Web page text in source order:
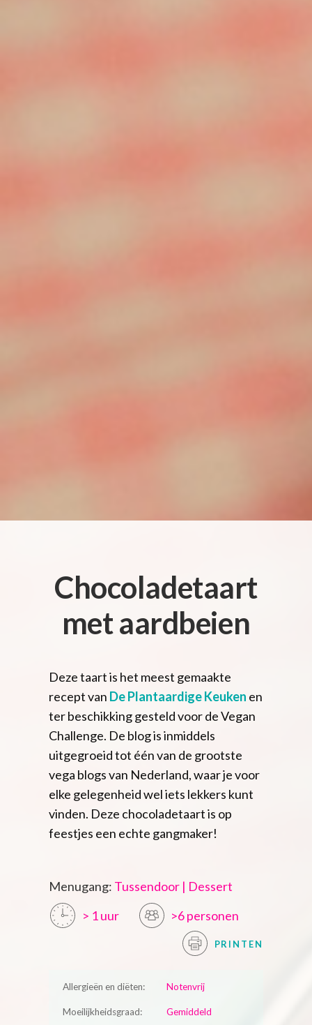
Chocoladetaart
met aardbeien
Deze taart is het meest gemaakte
recept van De Plantaardige Keuken en
ter beschikking gesteld voor de Vegan
Challenge. De blog is inmiddels
uitgegroeid tot één van de grootste
vega blogs van Nederland, waar je voor
elke gelegenheid wel iets lekkers kunt
vinden. Deze chocoladetaart is op
feestjes een echte gangmaker!
Menugang: Tussendoor | Dessert
> 1 uur
>6 personen
PRINTEN
Allergieën en diëten: Notenvrij
Moeilijkheidsgraad: Gemiddeld